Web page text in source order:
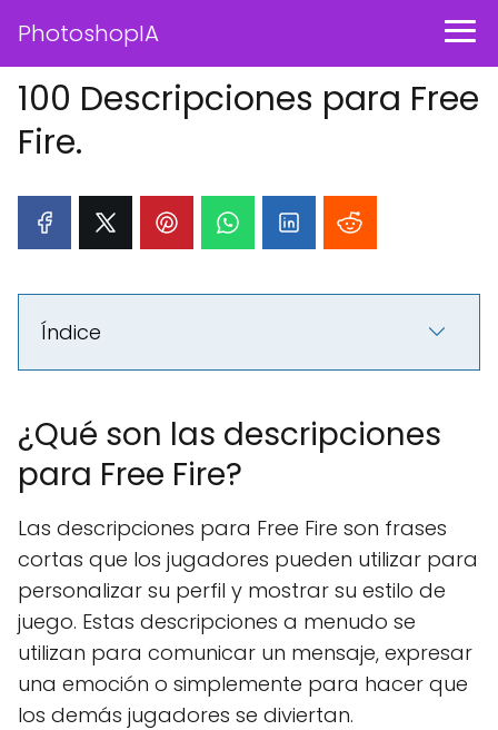
PhotoshopIA
100 Descripciones para Free
Fire.
Índice
¿Qué son las descripciones
para Free Fire?
Las descripciones para Free Fire son frases
cortas que los jugadores pueden utilizar para
personalizar su perfil y mostrar su estilo de
juego. Estas descripciones a menudo se
utilizan para comunicar un mensaje, expresar
una emoción o simplemente para hacer que
los demás jugadores se diviertan.